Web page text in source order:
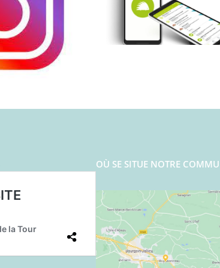
OÙ SE SITUE NOTRE